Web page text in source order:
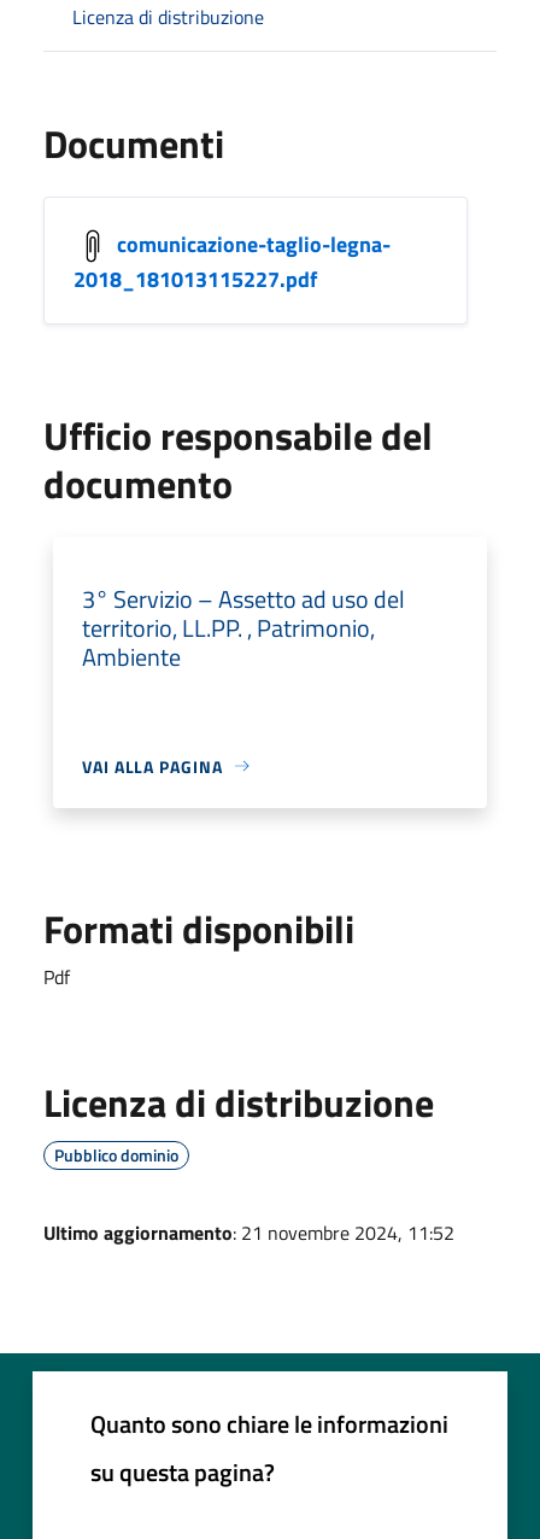
Licenza di distribuzione
Documenti
comunicazione-taglio-legna-
2018_181013115227.pdf
Ufficio responsabile del
documento
3° Servizio – Assetto ad uso del
territorio, LL.PP. , Patrimonio,
Ambiente
VAI ALLA PAGINA
Formati disponibili
Pdf
Licenza di distribuzione
Pubblico dominio
Ultimo aggiornamento: 21 novembre 2024, 11:52
Quanto sono chiare le informazioni
su questa pagina?